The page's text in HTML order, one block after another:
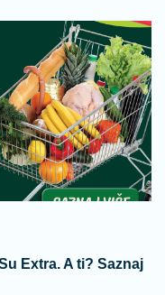
Extra. A ti? Saznaj